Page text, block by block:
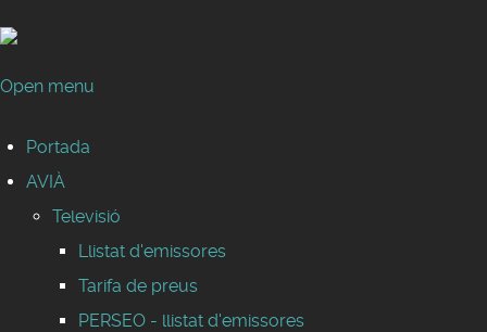
Open menu
Portada
AVIÀ
Televisió
Llistat d'emissores
Tarifa de preus
PERSEO - llistat d'emissores